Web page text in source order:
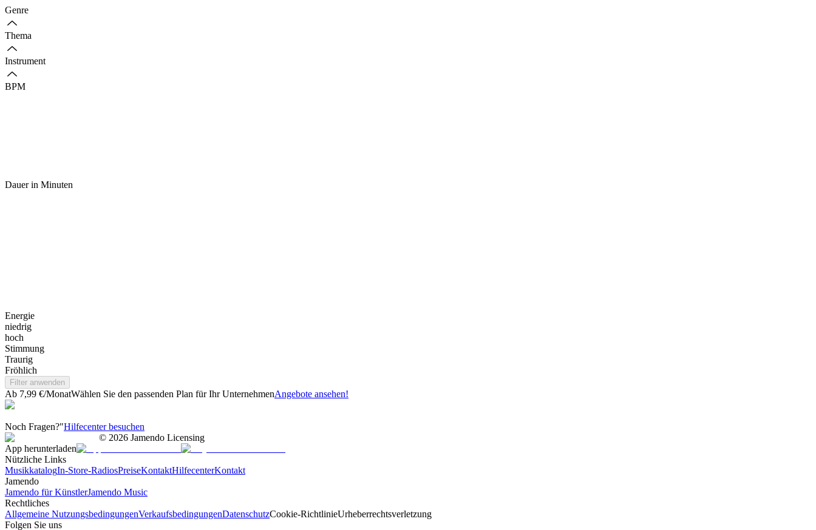
Genre
Thema
Instrument
BPM
Dauer in Minuten
Energie
niedrig
hoch
Stimmung
Traurig
Fröhlich
Filter anwenden
Ab 7,99 €/MonatWählen Sie den passenden Plan für Ihr UnternehmenAngebote ansehen!
Noch Fragen?"Hilfecenter besuchen
© 2026 Jamendo Licensing
App herunterladen
Nützliche Links
MusikkatalogIn-Store-RadiosPreiseKontaktHilfecenterKontakt
Jamendo
Jamendo für KünstlerJamendo Music
Rechtliches
Allgemeine NutzungsbedingungenVerkaufsbedingungenDatenschutzCookie-RichtlinieUrheberrechtsverletzung
Folgen Sie uns